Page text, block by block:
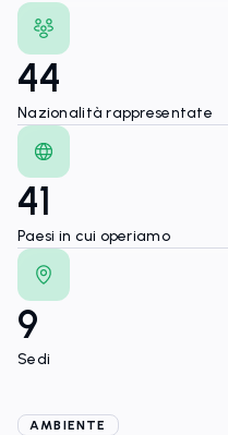
44
Nazionalità rappresentate
41
Paesi in cui operiamo
9
Sedi
AMBIENTE